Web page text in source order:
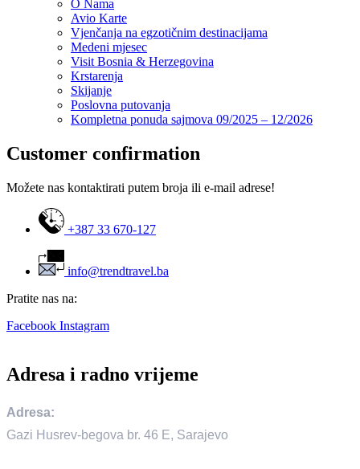
O Nama
Avio Karte
Vjenčanja na egzotičnim destinacijama
Medeni mjesec
Visit Bosnia & Herzegovina
Krstarenja
Skijanje
Poslovna putovanja
Kompletna ponuda sajmova 09/2025 – 12/2026
Customer confirmation
Možete nas kontaktirati putem broja ili e-mail adrese!
+387 33 670-127
info@trendtravel.ba
Pratite nas na:
Facebook Instagram
Adresa i radno vrijeme
Adresa:
Gazi Husrev-begova br. 46 E, Sarajevo